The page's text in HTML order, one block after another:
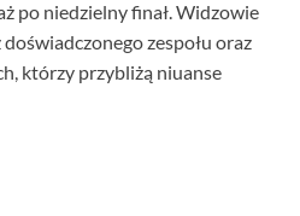
po niedzielny finał. Widzowie
zespołu oraz
którzy przybliżą niuanse